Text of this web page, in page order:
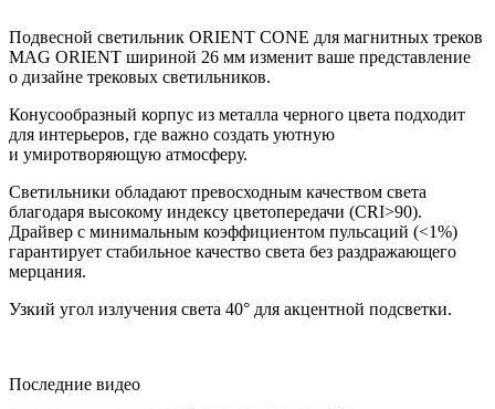
Подвесной светильник ORIENT CONE для магнитных треков
MAG ORIENT шириной 26 мм изменит ваше представление
о дизайне трековых светильников.
Конусообразный корпус из металла черного цвета подходит
для интерьеров, где важно создать уютную
и умиротворяющую атмосферу.
Светильники обладают превосходным качеством света
благодаря высокому индексу цветопередачи (CRI>90).
Драйвер с минимальным коэффициентом пульсаций (<1%)
гарантирует стабильное качество света без раздражающего
мерцания.
Узкий угол излучения света 40° для акцентной подсветки.
Последние видео